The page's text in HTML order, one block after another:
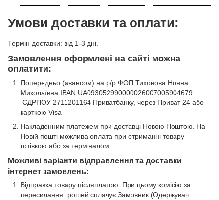
Умови доставки та оплати:
Термін доставки: від 1-3 дні.
Замовлення оформлені на сайті можна
оплатити:
Попередньо (авансом) на р/р ФОП Тихонова Нонна
Миколаївна IBAN UA093052990000026007005904679
ЄДРПОУ 2711201164 Приватбанку, через Приват 24 або
карткою Visa
Накладенним платежем при доставці Новою Поштою. На
Новій пошті можлива оплата при отриманні товару
готівкою або за терміналом.
Можливі варіанти відправлення та доставки
інтернет замовлень:
Відправка товару післяплатою. При цьому комісію за
пересилання грошей сплачує Замовник (Одержувач